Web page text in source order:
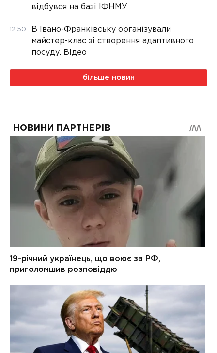
відбувся на базі ІФНМУ
12:50
В Івано-Франківську організували
майстер-клас зі створення адаптивного
посуду. Відео
більше новин